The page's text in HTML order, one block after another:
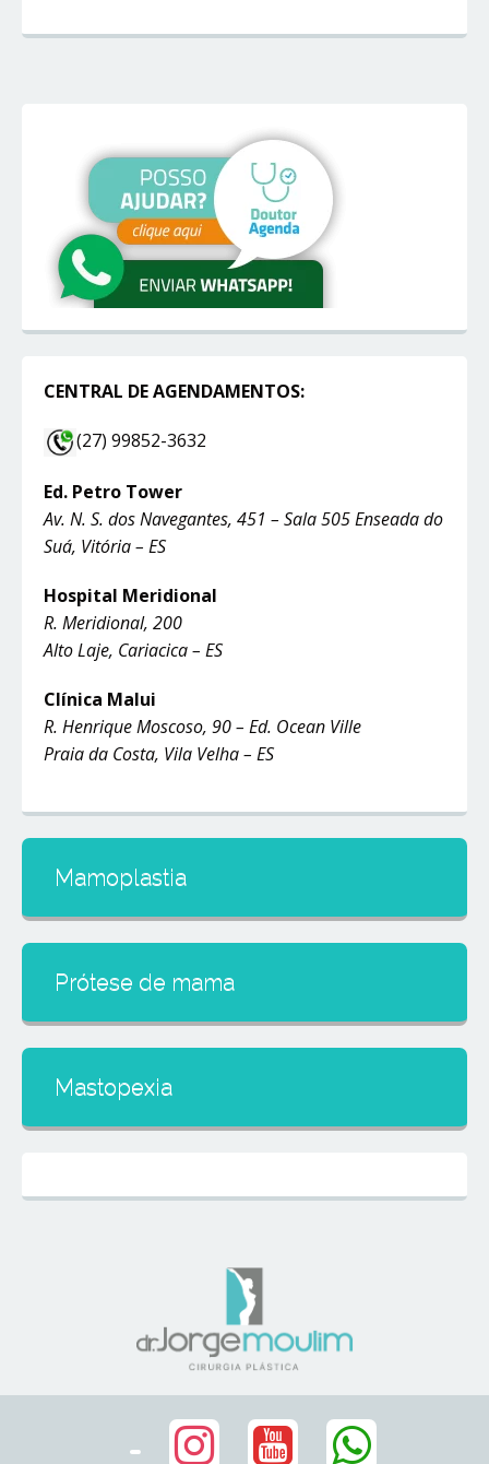
CENTRAL DE AGENDAMENTOS:
(27) 99852-3632
Ed. Petro Tower
Av. N. S. dos Navegantes, 451 – Sala 505 Enseada do
Suá, Vitória – ES
Hospital Meridional
R. Meridional, 200
Alto Laje, Cariacica – ES
Clínica Malui
R. Henrique Moscoso, 90 – Ed. Ocean Ville
Praia da Costa, Vila Velha – ES
Mamoplastia
Prótese de mama
Mastopexia